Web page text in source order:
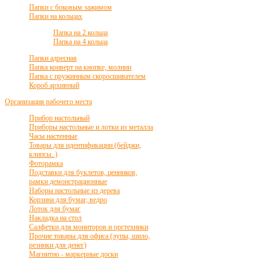
Папки с боковым зажимом
Папки на кольцах
Папка на 2 кольца
Папка на 4 кольца
Папки адресная
Папка конверт на кнопке, молнии
Папка с пружинным скоросшивателем
Короб архивный
Организация рабочего места
Прибор настольный
Приборы настольные и лотки из металла
Часы настенные
Товары для идентификации (бейджи,
клипсы..)
Фоторамка
Подставки для буклетов, ценников,
рамки демонстрационные
Наборы настольные из дерева
Корзина для бумаг, ведро
Лоток для бумаг
Накладка на стол
Салфетки для мониторов и оргтехники
Прочие товары для офиса (лупы, шило,
резинки для денег)
Магнитно - маркерные доски